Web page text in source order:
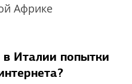
Африке
Италии попытки